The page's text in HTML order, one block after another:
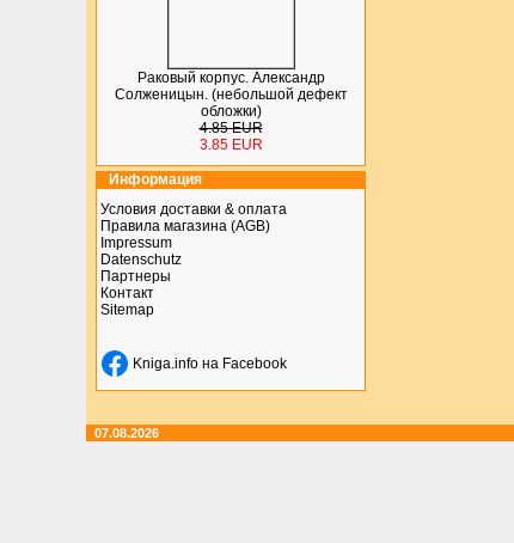
Раковый корпус. Александр
Солженицын. (небольшой дефект
обложки)
4.85 EUR
3.85 EUR
Информация
Условия доставки & оплата
Правила магазина (AGB)
Impressum
Datenschutz
Партнеры
Контакт
Sitemap
Kniga.info на Facebook
07.08.2026